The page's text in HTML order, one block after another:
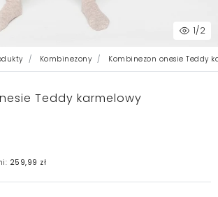
1/2
Kombinezony Kombinezon onesie Teddy
Teddy karmelowy
259,99 zł